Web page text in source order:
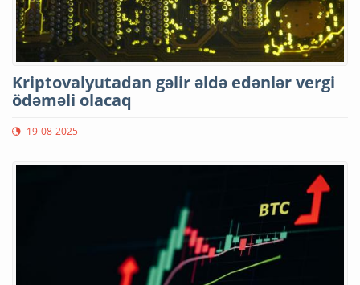
Kriptovalyutadan gəlir əldə edənlər vergi
ödəməli olacaq
19-08-2025